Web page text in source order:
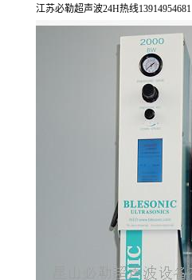
江苏必勒超声波24H热线13914954681